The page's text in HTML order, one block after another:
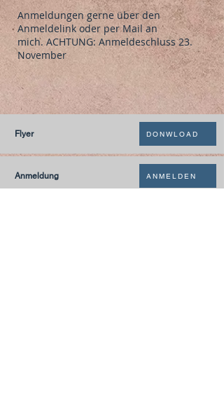
Anmeldungen gerne über den
Anmeldelink oder per Mail an
mich. ACHTUNG: Anmeldeschluss 23.
November
Flyer DONWLOAD
Anmeldung ANMELDEN